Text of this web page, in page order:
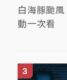
白海豚颱
動一次看